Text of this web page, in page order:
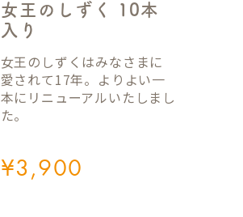
女王のしずく 10本
入り
¥3,900
女王のしずくはみなさまに
愛されて17年。よりよい一
本にリニューアルいたしまし
た。